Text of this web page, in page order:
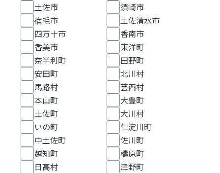
土佐市
須崎市
宿毛市
土佐清水市
四万十市
香南市
香美市
東洋町
奈半利町
田野町
安田町
北川村
馬路村
芸西村
本山町
大豊町
土佐町
大川村
いの町
仁淀川町
中土佐町
佐川町
越知町
檮原町
日高村
津野町